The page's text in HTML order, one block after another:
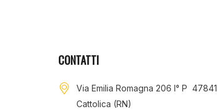
CONTATTI
Via Emilia Romagna 206 I° P 47841
Cattolica (RN)